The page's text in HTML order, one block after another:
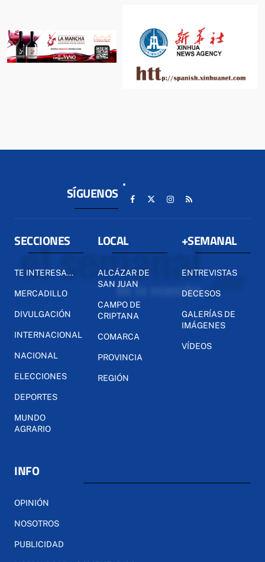
SÍGUENOS
SECCIONES
TE INTERESA...
MERCADILLO
DIVULGACIÓN
INTERNACIONAL
NACIONAL
ELECCIONES
DEPORTES
MUNDO
AGRARIO
LOCAL
ALCÁZAR DE
SAN JUAN
CAMPO DE
CRIPTANA
COMARCA
PROVINCIA
REGIÓN
+SEMANAL
ENTREVISTAS
DECESOS
GALERÍAS DE
IMÁGENES
VÍDEOS
INFO
OPINIÓN
NOSOTROS
PUBLICIDAD